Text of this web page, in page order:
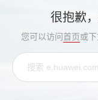
很抱歉
您可以访问首页或